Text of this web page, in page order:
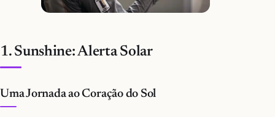
1. Sunshine: Alerta Solar
Uma Jornada ao Coração do Sol